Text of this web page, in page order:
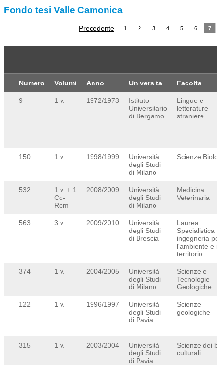
Fondo tesi Valle Camonica
Precedente 1 2 3 4 5 6 7
Numero Volumi Anno Universita Facolta
9 1 v. 1972/1973
Istituto
Universitario
di Bergamo
Lingue e
letterature
straniere
150 1 v. 1998/1999
Università
degli Studi
di Milano
Scienze
532
1 v. + 1
Cd-
Rom
2008/2009
Università
degli Studi
di Milano
Medicina
Veterinaria
563 3 v. 2009/2010
Università
degli Studi
di Brescia
Laurea
Specialistica
ingegneria
l'ambiente e
territorio
374 1 v. 2004/2005
Università
degli Studi
di Milano
Scienze e
Tecnologie
Geologiche
122 1 v. 1996/1997
Università
degli Studi
di Pavia
Scienze
geologiche
315 1 v. 2003/2004
Università
degli Studi
di Pavia
Scienze dei
culturali